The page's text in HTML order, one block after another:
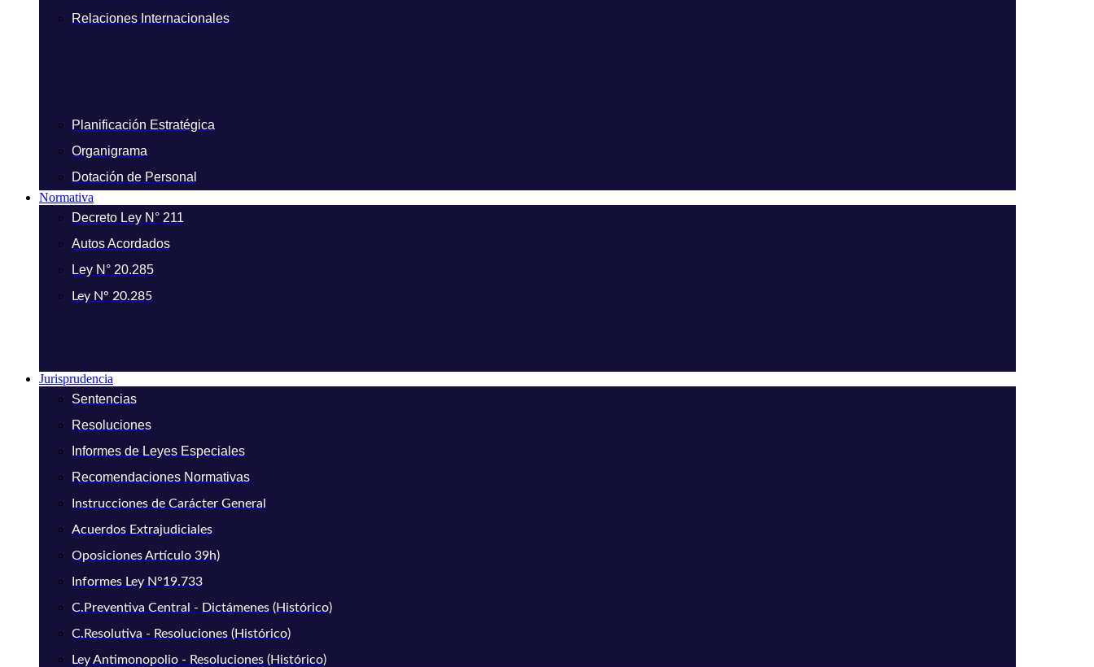
Relaciones Internacionales
Planificación Estratégica
Organigrama
Dotación de Personal
Normativa
Decreto Ley N° 211
Autos Acordados
Ley N° 20.285
Ley N° 20.285
Jurisprudencia
Sentencias
Resoluciones
Informes de Leyes Especiales
Recomendaciones Normativas
Instrucciones de Carácter General
Acuerdos Extrajudiciales
Oposiciones Artículo 39h)
Informes Ley N°19.733
C.Preventiva Central - Dictámenes (Histórico)
C.Resolutiva - Resoluciones (Histórico)
Ley Antimonopolio - Resoluciones (Histórico)